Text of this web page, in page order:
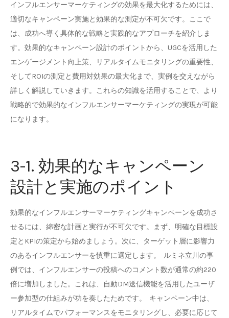
インフルエンサーマーケティングの効果を最大化するためには、
適切なキャンペーン実施と効果的な測定が不可欠です。ここで
は、成功へ導く具体的な戦略と実践的なアプローチを紹介しま
す。効果的なキャンペーン設計のポイントから、UGCを活用した
エンゲージメント向上策、リアルタイムモニタリングの重要性、
そしてROIの測定と費用対効果の最大化まで、実例を交えながら
詳しく解説していきます。これらの知識を活用することで、より
戦略的で効果的なインフルエンサーマーケティングの実現が可能
になります。
3-1. 効果的なキャンペーン
設計と実施のポイント
効果的なインフルエンサーマーケティングキャンペーンを成功さ
せるには、綿密な計画と実行が不可欠です。まず、明確な目標設
定とKPIの策定から始めましょう。次に、ターゲット層に影響力
のあるインフルエンサーを慎重に選定します。 ルミネ立川の事
例では、インフルエンサーの投稿へのコメント数が通常の約220
倍に増加しました。これは、自動DM送信機能を活用したユーザ
ー参加型の仕組みが功を奏したためです。 キャンペーン中は、
リアルタイムでパフォーマンスをモニタリングし、必要に応じて